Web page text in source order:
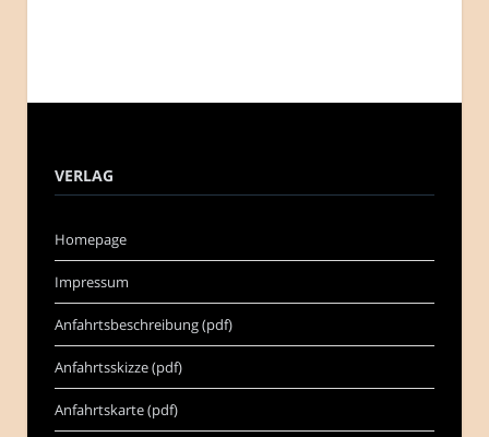
VERLAG
Homepage
Impressum
Anfahrtsbeschreibung (pdf)
Anfahrtsskizze (pdf)
Anfahrtskarte (pdf)